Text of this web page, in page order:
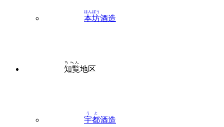
本坊
ほんぼう
酒造
知覧
ちらん
地区
宇都
うと
酒造